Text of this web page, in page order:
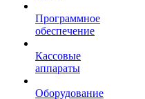
Программное
обеспечение
Кассовые
аппараты
Оборудование